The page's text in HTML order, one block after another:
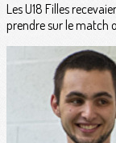
Les U18 Filles
prendre sur le match